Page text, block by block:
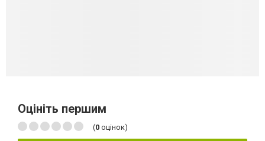
Оцініть першим
(0 оцінок)